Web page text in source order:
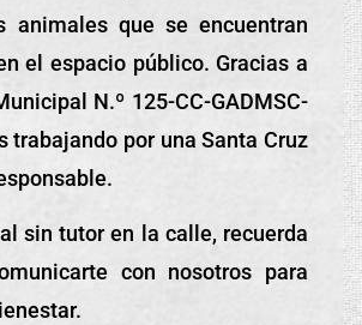
animales que se encuentran
el espacio público. Gracias a
N.º 125-CC-GADMSC-
trabajando por una Santa Cruz
sin tutor en la calle, recuerda
con nosotros para